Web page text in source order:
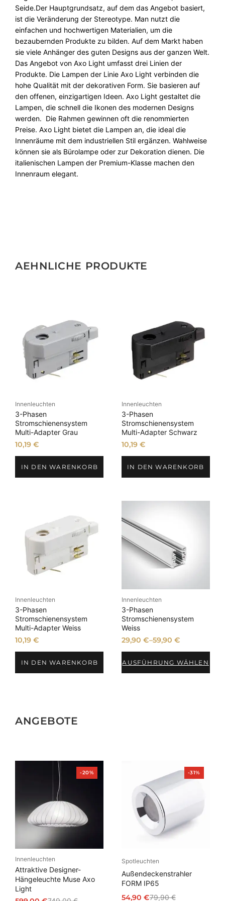
n
g
e
Seide.Der Hauptgrundsatz, auf dem das Angebot basiert,
ist die Veränderung der Stereotype. Man nutzt die
einfachen und hochwertigen Materialien, um die
bezaubernden Produkte zu bilden. Auf dem Markt haben
sie viele Anhänger des guten Designs aus der ganzen Welt.
Das Angebot von Axo Light umfasst drei Linien der
Produkte. Die Lampen der Linie Axo Light verbinden die
hohe Qualität mit der dekorativen Form. Sie basieren auf
den offenen, einzigartigen Ideen. Axo Light gestaltet die
Lampen, die schnell die Ikonen des modernen Designs
werden. Die Rahmen gewinnen oft die renommierten
Preise. Axo Light bietet die Lampen an, die ideal die
Innenräume mit dem industriellen Stil ergänzen. Wahlweise
können sie als Bürolampe oder zur Dekoration dienen. Die
italienischen Lampen der Premium-Klasse machen den
Innenraum elegant.
AEHNLICHE PRODUKTE
Innenleuchten
3-Phasen
Stromschienensystem
Multi-Adapter Grau
10,19€
IN DEN WARENKORB
Innenleuchten
3-Phasen
Stromschienensystem
Multi-Adapter Schwarz
10,19 €
IN DEN WARENKORB
Innenleuchten
3-Phasen
Stromschienensystem
Multi-Adapter Weiss
10,19€
IN DEN WARENKORB
Innenleuchten
3-Phasen
Stromschienensystem
Weiss
29,90 €–59,90 €
AUSFÜHRUNG WÄHLEN
ANGEBOTE
-20%Produkt
im
Innenleuchten
Attraktive Designer-
Hängeleuchte Muse Axo
Light
-31%Produkt
im
Spotleuchten
Außendeckenstrahler
FORM IP65
79,90€
54,90 €